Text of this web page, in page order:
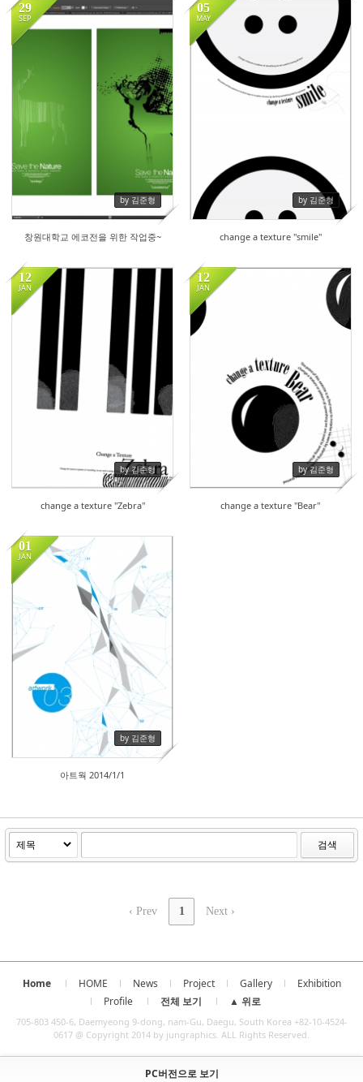
29
SEP
by 김준형
창원대학교 에코전을 위한 작업중~
05
MAY
by 김준형
change a texture "smile"
12
JAN
by 김준형
20285
change a texture "Zebra"
12
JAN
by 김준형
change a texture "Bear"
01
JAN
by 김준형
아트웍 2014/1/1
검색
‹ Prev 1 Next ›
Home HOME News Project Gallery
Exhibition
Profile
전체 보기 ▲ 위로
705-803 450-6, Daemyeong 9-dong, nam-Gu, Daegu, South Korea +82-10-4524-
0617 @ Copyright 2014 by jungraphics. ALL Rights Reserved.
PC버전으로 보기